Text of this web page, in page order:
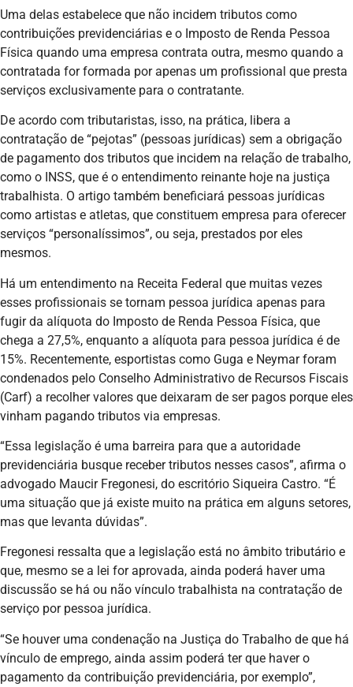
Uma delas estabelece que não incidem tributos como
contribuições previdenciárias e o Imposto de Renda Pessoa
Física quando uma empresa contrata outra, mesmo quando a
contratada for formada por apenas um profissional que presta
serviços exclusivamente para o contratante.
De acordo com tributaristas, isso, na prática, libera a
contratação de “pejotas” (pessoas jurídicas) sem a obrigação
de pagamento dos tributos que incidem na relação de trabalho,
como o INSS, que é o entendimento reinante hoje na justiça
trabalhista. O artigo também beneficiará pessoas jurídicas
como artistas e atletas, que constituem empresa para oferecer
serviços “personalíssimos”, ou seja, prestados por eles
mesmos.
Há um entendimento na Receita Federal que muitas vezes
esses profissionais se tornam pessoa jurídica apenas para
fugir da alíquota do Imposto de Renda Pessoa Física, que
chega a 27,5%, enquanto a alíquota para pessoa jurídica é de
15%. Recentemente, esportistas como Guga e Neymar foram
condenados pelo Conselho Administrativo de Recursos Fiscais
(Carf) a recolher valores que deixaram de ser pagos porque eles
vinham pagando tributos via empresas.
“Essa legislação é uma barreira para que a autoridade
previdenciária busque receber tributos nesses casos”, afirma o
advogado Maucir Fregonesi, do escritório Siqueira Castro. “É
uma situação que já existe muito na prática em alguns setores,
mas que levanta dúvidas”.
Fregonesi ressalta que a legislação está no âmbito tributário e
que, mesmo se a lei for aprovada, ainda poderá haver uma
discussão se há ou não vínculo trabalhista na contratação de
serviço por pessoa jurídica.
“Se houver uma condenação na Justiça do Trabalho de que há
vínculo de emprego, ainda assim poderá ter que haver o
pagamento da contribuição previdenciária, por exemplo”,